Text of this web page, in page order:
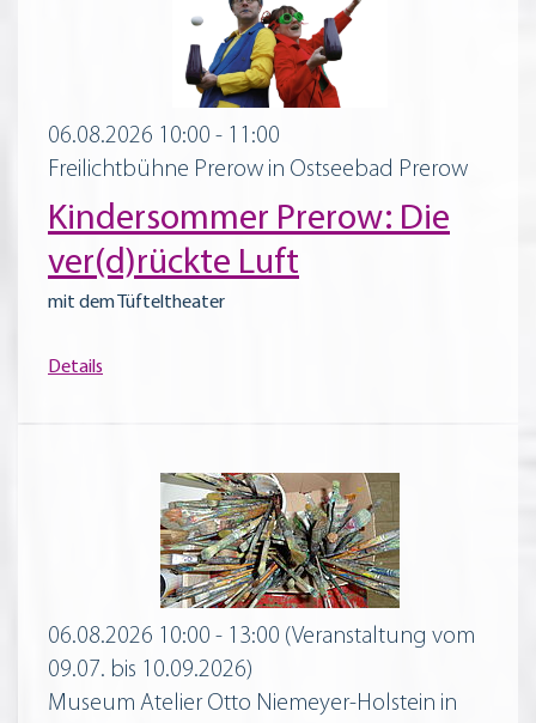
06.08.2026 10:00 - 11:00
Freilichtbühne Prerow in Ostseebad Prerow
Kindersommer Prerow: Die
ver(d)rückte Luft
mit dem Tüfteltheater
Details
06.08.2026 10:00 - 13:00 (Veranstaltung vom
09.07. bis 10.09.2026)
Museum Atelier Otto Niemeyer-Holstein in